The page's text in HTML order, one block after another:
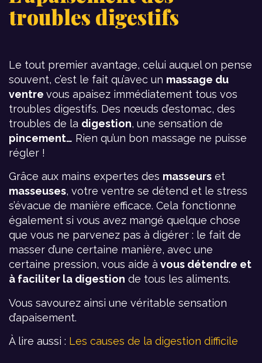
troubles digestifs
Le tout premier avantage, celui auquel on pense
souvent, c’est le fait qu’avec un massage du
ventre vous apaisez immédiatement tous vos
troubles digestifs. Des nœuds d’estomac, des
troubles de la digestion, une sensation de
pincement… Rien qu’un bon massage ne puisse
régler !
Grâce aux mains expertes des masseurs et
masseuses, votre ventre se détend et le stress
s’évacue de manière efficace. Cela fonctionne
également si vous avez mangé quelque chose
que vous ne parvenez pas à digérer : le fait de
masser d’une certaine manière, avec une
certaine pression, vous aide à vous détendre et
à faciliter la digestion de tous les aliments.
Vous savourez ainsi une véritable sensation
d’apaisement.
À lire aussi : Les causes de la digestion difficile